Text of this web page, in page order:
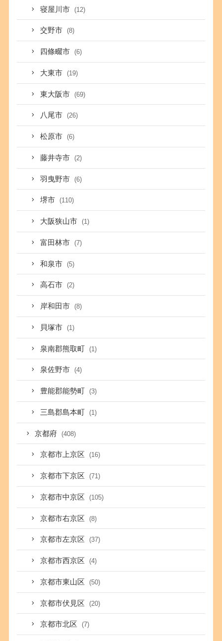
寝屋川市 (12)
交野市 (8)
四條畷市 (6)
大東市 (19)
東大阪市 (69)
八尾市 (26)
松原市 (6)
藤井寺市 (2)
羽曳野市 (6)
堺市 (110)
大阪狭山市 (1)
富田林市 (7)
和泉市 (5)
高石市 (2)
岸和田市 (8)
貝塚市 (1)
泉南郡熊取町 (1)
泉佐野市 (4)
豊能郡能勢町 (3)
三島郡島本町 (1)
京都府 (408)
京都市上京区 (16)
京都市下京区 (71)
京都市中京区 (105)
京都市右京区 (8)
京都市左京区 (37)
京都市西京区 (4)
京都市東山区 (50)
京都市伏見区 (20)
京都市北区 (7)